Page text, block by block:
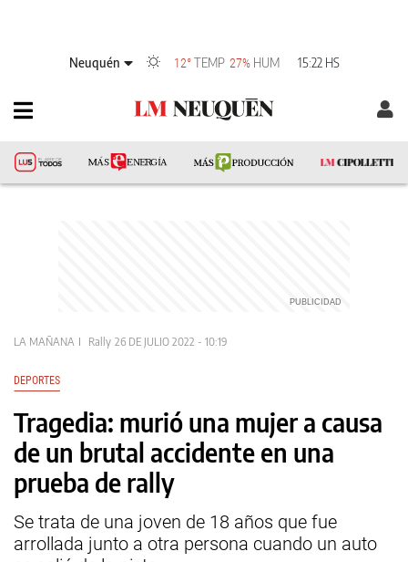
Neuquén 12° TEMP 27% HUM 15:22 HS
LA MAÑANA Rally 26 DE JULIO 2022 - 10:19
DEPORTES
Tragedia: murió una mujer a causa
de un brutal accidente en una
prueba de rally
Se trata de una joven de 18 años que fue
arrollada junto a otra persona cuando un auto